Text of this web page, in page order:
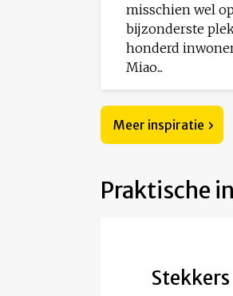
misschien wel
bijzonderste
honderd
Miao...
Meer inspiratie
Praktische
Stekkers